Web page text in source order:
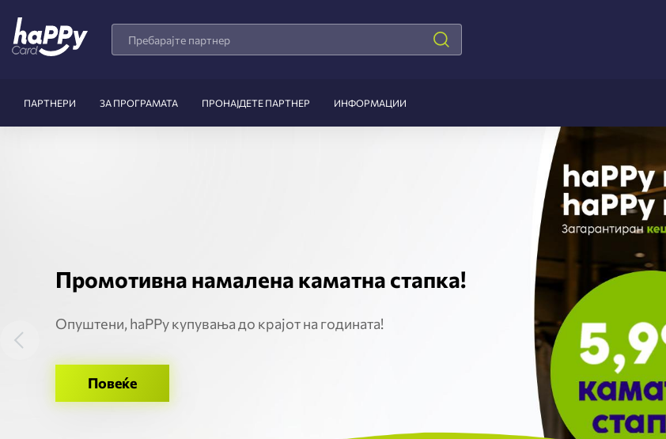
Search
Products
ПАРТНЕРИ ЗА ПРОГРАМАТА ПРОНАЈДЕТЕ ПАРТНЕР ИНФОРМАЦИИ
Промотивна намалена каматна стапка!
Опуштени, haPPy купувања до крајот на годината!
Повеќе